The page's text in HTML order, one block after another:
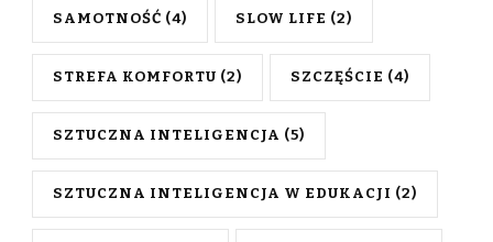
SAMOTNOŚĆ (4) SLOW LIFE (2)
STREFA KOMFORTU (2) SZCZĘŚCIE (4)
SZTUCZNA INTELIGENCJA (5)
SZTUCZNA INTELIGENCJA W EDUKACJI (2)